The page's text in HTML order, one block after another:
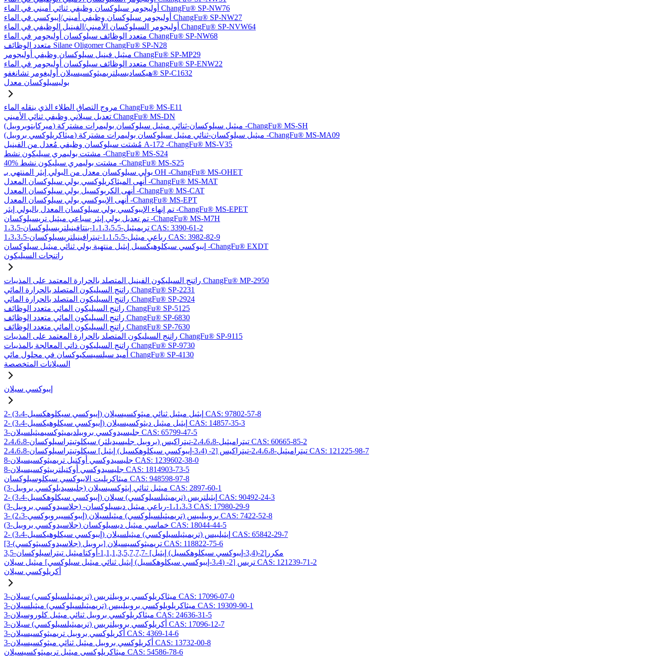
أوليجومر سيلوكسان وظيفي ثنائي أميني في الماء ChangFu® SP-NW76
أوليجومر سيلوكسان وظيفي أميني/إيبوكسي في الماء ChangFu® SP-NW27
أوليجومر السيلوكسان الأميني/الفينيل الوظيفي في الماء ChangFu® SP-NVW64
متعدد الوظائف سيلوكسان أوليجومر في الماء ChangFu® SP-NW68
متعدد الوظائف Silane Oligomer ChangFu® SP-N28
ميثيل فينيل سيلوكسان وظيفي أوليجومر ChangFu® SP-MP29
متعدد الوظائف سيلوكسان أوليجومر في الماء ChangFu® SP-ENW22
هيكساديسيلتريميثوكسيسيلان أوليغومر تشانغفو® SP-C1632
بوليسيلوكسان معدل
مروج التصاق الطلاء الذي ينقله الماء ChangFu® MS-E11
تعديل سيلاني وظيفي ثنائي الأميني ChangFu® MS-DN
(ميركابتوبروبيل) ميثيل سيلوكسان-ثنائي ميثيل سيلوكسان بوليمرات مشتركة -ChangFu® MS-SH
(ميثاكريلوكسي بروبيل) ميثيل سيلوكسان-ثنائي ميثيل سيلوكسان بوليمرات مشتركة -ChangFu® MS-MA09
مُشتت سيلوكسان وظيفي مُعدل من الفينيل A-172 -ChangFu® MS-V35
مشتت بوليمري سيليكون نشط -ChangFu® MS-S24
40% مشتت بوليمري سيليكون نشط -ChangFu® MS-S25
بولي سيلوكسان معدل من البولي إيثر المنتهي بـ OH -ChangFu® MS-OHET
أنهى الميثاكريلوكسي بولي سيلوكسان المعدل -ChangFu® MS-MAT
أنهى الكربوكسيل بولي سيلوكسان المعدل -ChangFu® MS-CAT
أنهى الإيبوكسي بولي سيلوكسان المعدل -ChangFu® MS-EPT
تم إنهاء الإيبوكسي بولي سيلوكسان المعدل بالبولي إيثر -ChangFu® MS-EPET
تم تعديل بولي إيثر سباعي ميثيل تريسيلوكسان -ChangFu® MS-M7H
1،3،5-تريميثيل-1،1،3،5،5-بنتافينيلتريسيلوكسان CAS: 3390-61-2
1،3،3،5-رباعي ميثيل-1،1،5،5-تيترافينيلتريسيلوكسان CAS: 3982-82-9
إيبوكسي سيكلوهيكسيل إيثيل منتهية بولي ثنائي ميثيل سيلوكسان -ChangFu® EXDT
راتنجات السيليكون
راتنج السيليكون الفينيل المتصلد بالحرارة المعتمد على المذيبات ChangFu® MP-2950
راتنج السيليكون المتصلد بالحرارة المائي ChangFu® SP-2231
راتنج السيليكون المتصلد بالحرارة المائي ChangFu® SP-2924
راتنج السيليكون المائي متعدد الوظائف ChangFu® SP-5125
راتنج السيليكون المائي متعدد الوظائف ChangFu® SP-6830
راتنج السيليكون المائي متعدد الوظائف ChangFu® SP-7630
راتنج السيليكون المتصلد بالحرارة المعتمد على المذيبات ChangFu® SP-9115
راتنج السيليكون ذاتي المعالجة بالمذيبات ChangFu® SP-9730
أميد سيلسيسكيوكسان في محلول مائي ChangFu® SP-4130
السيلانات المتخصصة
إيبوكسي سيلان
2- (3،4-إيبوكسي سيكلوهكسيل) إيثيل ميثيل ثنائي ميثوكسيسيلان CAS: 97802-57-8
2- (3،4-إيبوكسي سيكلوهيكسيل) إيثيل ميثيل ديثوكسيسيلان CAS: 14857-35-3
3-جليسيدوكسي بروبيلديميثوكسيميثيلسيلان CAS: 65799-47-5
2،4،6،8-تيتراميثيل-2،4،6،8-تيتراكيس (بروبيل جليسيديلثر) سيكلوتيتراسيلوكسان CAS: 60665-85-2
2،4،6،8-تيتراميثيل-2،4،6،8-تيتراكيس [2- (3،4-إيبوكسي سيكلوهكسيل) إيثيل] سيكلوتيتراسيلوكسان CAS: 121225-98-7
8-جليسيدوكسي أوكتيل تريميثوكسيسيلان CAS: 1239602-38-0
8-جليسيدوكسي أوكتيلترييثوكسيسيلان CAS: 1814903-73-5
ميثاكريليت الايبوكسي سيكلوسيلوكسان CAS: 948598-97-8
(3-جليسيديلوكسي بروبيل) ميثيل ثنائي إيثوكسيسيلان CAS: 2897-60-1
2- (3،4-إيبوكسي سيكلوهكسيل) إيثيلتريس (تريميثيلسيلوكسي) سيلان CAS: 90492-24-3
(3-جلاسيدوكسي بروبيل) -1،1،3،3-رباعي ميثيل ديسيلوكسان CAS: 17980-29-9
3- (2،3-إيبوكسيبروبوكسي) بروبيلبيس (تريميثيلسيلوكسي) ميثيلسيلان CAS: 7422-52-8
(3-جلاسيدوكسي بروبيل) خماسي ميثيل ديسيلوكسان CAS: 18044-44-5
2- (3،4-إيبوكسي سيكلوهيكسيل) إيثيلبيس (تريميثيلسيلوكسي) ميثيلسيلان CAS: 65842-29-7
[3-(جلاسيدوكسيثوكسي) بروبيل] تريميثوكسيسيلان CAS: 118822-75-6
3,5-مكرر[2-(3,4-إيبوكسي سيكلوهكسيل) إيثيل] -1,1,1,3,5,7,7,7-أوكتاميثيل تيتراسيلوكسان
تريس [2- (3،4-إيبوكسي سيكلوهكسيل) إيثيل ثنائي ميثيل سيلوكسي] ميثيل سيلان CAS: 121239-71-2
أكريلوكسي سيلان
3-ميثاكريلوكسي بروبيلتريس (تريميثيلسيلوكسي) سيلان CAS: 17096-07-0
3-ميثاكريلويلوكسي بروبيلبيس (تريميثيلسيلوكسي) ميثيلسيلان CAS: 19309-90-1
3-ميثاكريلوكسي بروبيل ثنائي ميثيل كلوروسيلان CAS: 24636-31-5
3-أكريلوكسي بروبيلتريس (تريميثيلسيلوكسي) سيلان CAS: 17096-12-7
3-أكريلوكسي بروبيل تريميثوكسيسيلان CAS: 4369-14-6
3-أكريلوكسي بروبيل ميثيل ثنائي ميثوكسيسيلان CAS: 13732-00-8
ميثاكريلوكسي ميثيل تريميثوكسيسيلان CAS: 54586-78-6